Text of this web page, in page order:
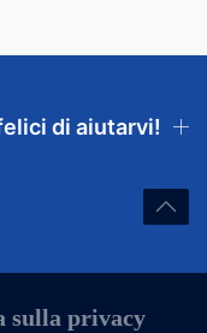
di aiutarvi!
sulla privacy